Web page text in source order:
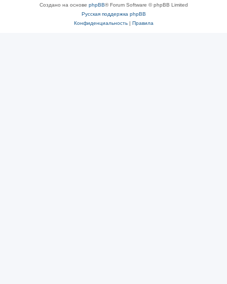
Создано на основе phpBB® Forum Software © phpBB Limited
Русская поддержка phpBB
Конфиденциальность| Правила